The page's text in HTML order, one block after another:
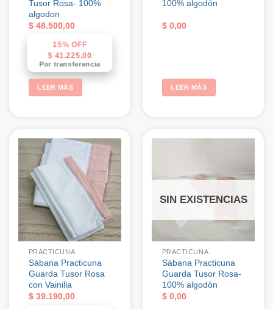
Tusor Rosa- 100%
algodon
$48.500,00
15% OFF
$ 41.225,00
Por transferencia
LEER MÁS
100% algodón
$0,00
LEER MÁS
PRACTICUNA
Sábana Practicuna
Guarda Tusor Rosa
con Vainilla
$39.190,00
SIN EXISTENCIAS
PRACTICUNA
Sábana Practicuna
Guarda Tusor Rosa-
100% algodón
$0,00